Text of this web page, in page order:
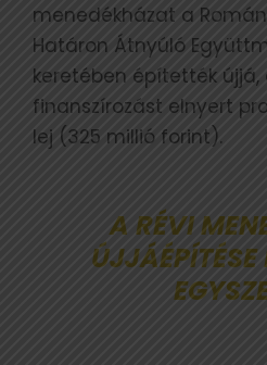
menedékházat a
Határon Átnyúló
keretében építették újjá,
finanszírozást elnyert
lej (325 millió forint).
A RÉVI